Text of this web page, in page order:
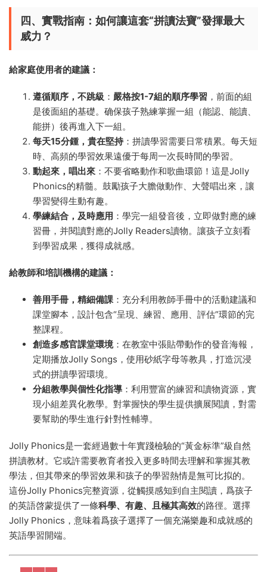
四、實戰指南：如何讓這套“拼讀法寶”發揮最大
威力？​
給家庭使用者的建議：​
遵循順序，不跳級 ​：​ 嚴格按1-7組的順序學習 ，前面的組
是後面組的基礎。确保孩子熟練掌握一組（能認、能讀、
能拼）後再進入下一組。
每天15分鍾，貴在堅持​：拼讀學習需要日常積累。每天短
時、高頻的學習效果遠優于每周一次長時間的學習。
動起來，唱出來 ​：不要省略動作和歌曲環節！這是Jolly
Phonics的精髓。鼓勵孩子大膽做動作、大聲唱出來，讓
學習變得生動有趣。
學練結合，及時應用 ​：學完一組發音後，立即做對應的練
習冊，并閱讀對應的Jolly Readers讀物。讓孩子立刻看
到學習成果，獲得成就感。
給教師和培訓機構的建議：​
善用手冊，精細備課 ​：充分利用教師手冊中的活動建議和
課堂腳本，設計包含“呈現、練習、應用、評估”環節的完
整課程。
創造多感官課堂環境​：在教室中張貼帶動作的發音海報，
定期播放Jolly Songs，使用砂紙字母等教具，打造沉浸
式的拼讀學習環境。
分組教學與個性化指導 ​：利用豐富的練習和讀物資源，實
現小組差異化教學。對掌握快的學生提供擴展閱讀，對需
要幫助的學生進行針對性輔導。
Jolly Phonics是一套經過數十年實踐檢驗的“黃金标準”級自然
拼讀教材。它或許需要教育者投入更多時間去理解和掌握其教
學法，但其帶來的學習效果和孩子的學習熱情是無可比拟的。
這份Jolly Phonics完整資源，從觸摸感知到自主閱讀，爲孩子
的英語啓蒙提供了一條科學、有趣、且極其高效的路徑。選擇
Jolly Phonics，意味着爲孩子選擇了一個充滿樂趣和成就感的
英語學習開端。